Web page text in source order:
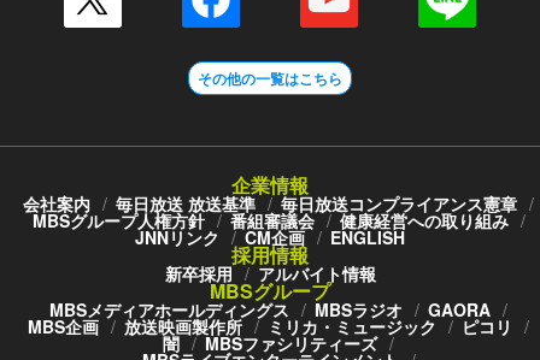
その他の一覧はこちら
企業情報
会社案内 毎日放送 放送基準 毎日放送コンプライアンス憲章
MBSグループ人権方針 番組審議会 健康経営への取り組み
JNNリンク CM企画 ENGLISH
採用情報
新卒採用 アルバイト情報
MBSグループ
MBSメディアホールディングス MBSラジオ GAORA
MBS企画 放送映画製作所 ミリカ・ミュージック ピコリ
闇 MBSファシリティーズ